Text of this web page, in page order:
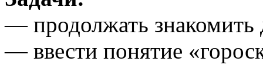
— продолжать знакомить
— ввести понятие